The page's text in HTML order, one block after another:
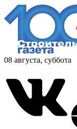
08 августа, суббота